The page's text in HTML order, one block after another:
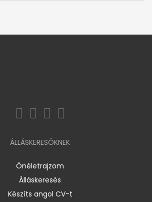
ÁLLÁSKERESŐKNEK
Önéletrajzom
Álláskeresés
Készíts angol CV-t